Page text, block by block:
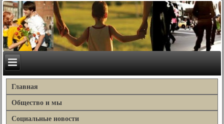
Главная
Общество и мы
Социальные новости